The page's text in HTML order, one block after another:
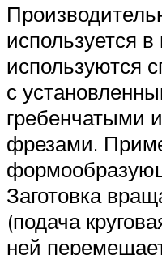
используется
используются
с
гребенчатыми
фрезами.
Заготовка
(подача
ней